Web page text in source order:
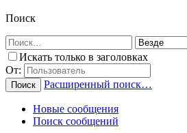
Поиск
Искать только в заголовках
От:
Поиск Расширенный поиск…
Новые сообщения
Поиск сообщений